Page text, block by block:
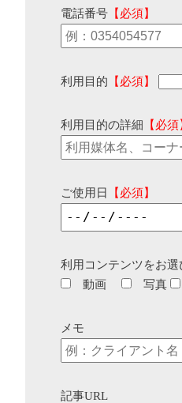
電話番号 【必須】
利用目的 【必須】
利用目的の詳細 【必須
ご使用日 【必須】
利用コンテンツをお選
動画
写真
メモ
記事URL